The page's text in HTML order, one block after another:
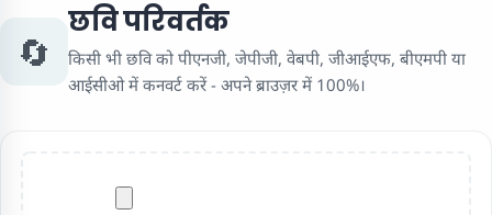
🔄
छवि परिवर्तक
किसी भी छवि को पीएनजी, जेपीजी, वेबपी, जीआईएफ, बीएमपी या
आईसीओ में कनवर्ट करें - अपने ब्राउज़र में 100%।